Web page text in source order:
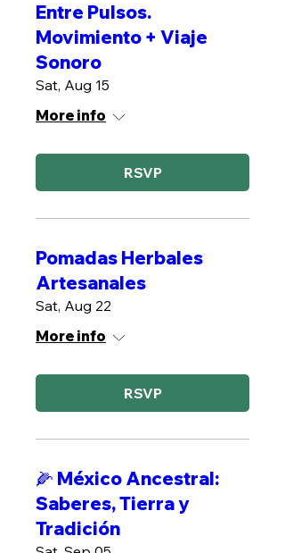
Entre Pulsos.
Movimiento + Viaje
Sonoro
Sat, Aug 15
More info
RSVP
Pomadas Herbales
Artesanales
Sat, Aug 22
More info
RSVP
🌽 México Ancestral:
Saberes, Tierra y
Tradición